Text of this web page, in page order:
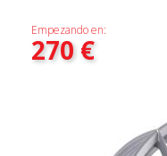
Empezando en:
270€